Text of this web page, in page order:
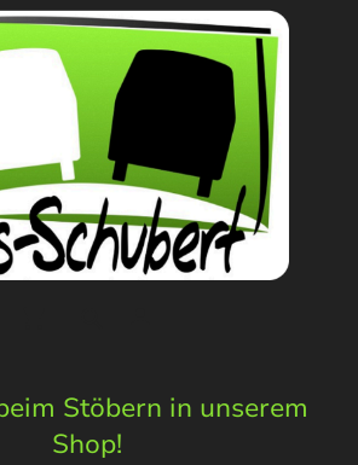
Stöbern in unserem
Shop!